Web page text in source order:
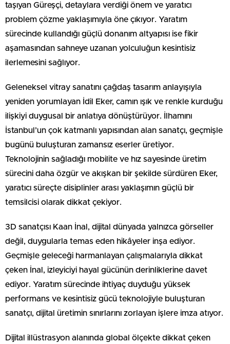
taşıyan Güreşçi, detaylara verdiği önem ve yaratıcı
problem çözme yaklaşımıyla öne çıkıyor. Yaratım
sürecinde kullandığı güçlü donanım altyapısı ise fikir
aşamasından sahneye uzanan yolculuğun kesintisiz
ilerlemesini sağlıyor.
Geleneksel vitray sanatını çağdaş tasarım anlayışıyla
yeniden yorumlayan İdil Eker, camın ışık ve renkle kurduğu
ilişkiyi duygusal bir anlatıya dönüştürüyor. İlhamını
İstanbul’un çok katmanlı yapısından alan sanatçı, geçmişle
bugünü buluşturan zamansız eserler üretiyor.
Teknolojinin sağladığı mobilite ve hız sayesinde üretim
sürecini daha özgür ve akışkan bir şekilde sürdüren Eker,
yaratıcı süreçte disiplinler arası yaklaşımın güçlü bir
temsilcisi olarak dikkat çekiyor.
3D sanatçısı Kaan İnal, dijital dünyada yalnızca görseller
değil, duygularla temas eden hikâyeler inşa ediyor.
Geçmişle geleceği harmanlayan çalışmalarıyla dikkat
çeken İnal, izleyiciyi hayal gücünün derinliklerine davet
ediyor. Yaratım sürecinde ihtiyaç duyduğu yüksek
performans ve kesintisiz gücü teknolojiyle buluşturan
sanatçı, dijital üretimin sınırlarını zorlayan işlere imza atıyor.
Dijital illüstrasyon alanında global ölçekte dikkat çeken